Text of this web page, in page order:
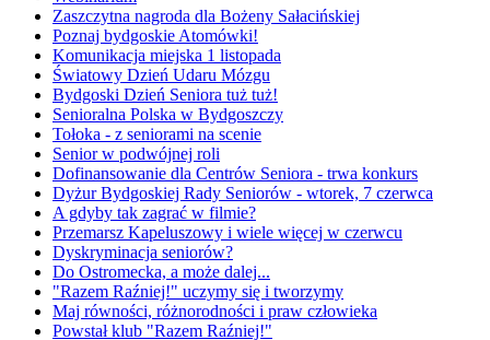
Zaszczytna nagroda dla Bożeny Sałacińskiej
Poznaj bydgoskie Atomówki!
Komunikacja miejska 1 listopada
Światowy Dzień Udaru Mózgu
Bydgoski Dzień Seniora tuż tuż!
Senioralna Polska w Bydgoszczy
Tołoka - z seniorami na scenie
Senior w podwójnej roli
Dofinansowanie dla Centrów Seniora - trwa konkurs
Dyżur Bydgoskiej Rady Seniorów - wtorek, 7 czerwca
A gdyby tak zagrać w filmie?
Przemarsz Kapeluszowy i wiele więcej w czerwcu
Dyskryminacja seniorów?
Do Ostromecka, a może dalej...
"Razem Raźniej!" uczymy się i tworzymy
Maj równości, różnorodności i praw człowieka
Powstał klub "Razem Raźniej!"